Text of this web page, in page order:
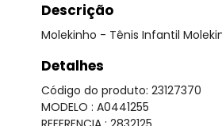
Descrição
Molekinho - Tênis Infantil
Detalhes
Código do produto: 23127370
MODELO : A0441255